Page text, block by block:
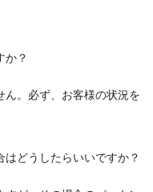
か？
。必ず、お客様の状況を
どうしたらいいですか？